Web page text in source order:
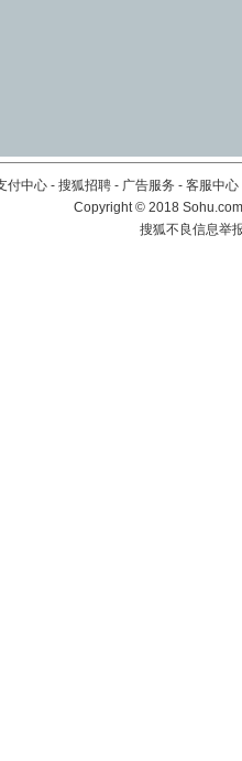
付中心 - 搜狐招聘 - 广告服务 - 客服中心
Copyright©2018
搜狐不良信息举